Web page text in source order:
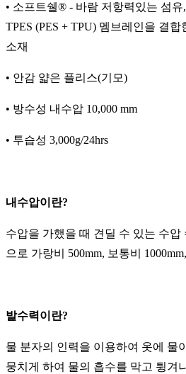
• 소프트쉘® - 바람 저항력있는 섬
TPES (PES + TPU) 멤브레인을 결
소재
• 안감 얇은 플리스(기모)
• 방수성 내수압 10,000 mm
• 투습성 3,000g/24hrs
내수압이란?
수압을 가했을 때 견딜 수 있는 수압
으로 가랑비 500mm, 보통비
발수력이란?
물 분자의 인력을 이용하여 옷에 물
뭉치게 하여 물의 흡수를 막고 튕겨